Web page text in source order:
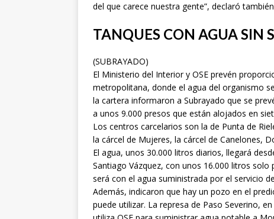
del que carece nuestra gente”, declaró
TANQUES CON AGUA SIN
(SUBRAYADO)
El Ministerio del Interior y OSE prevén
metropolitana, donde el agua del organismo
la cartera informaron a Subrayado que se
a unos 9.000 presos que están alojados en
Los centros carcelarios son la de Punta de
la cárcel de Mujeres, la cárcel de Canelones,
El agua, unos 30.000 litros diarios, llegará
Santiago Vázquez, con unos 16.000 litros
será con el agua suministrada por el servicio
Además, indicaron que hay un pozo en el
puede utilizar. La represa de Paso Severino,